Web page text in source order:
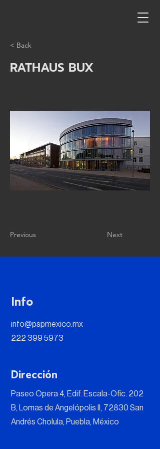
< Back
RATHAUS BUX
Previous Next
Info
info@pspmexico.mx
222 399 5973
Dirección
Paseo Opera 4, Edif. Escala-Ofic. 202
B, Lomas de Angelópolis II, 72830 San
Andrés Cholula, Puebla, México